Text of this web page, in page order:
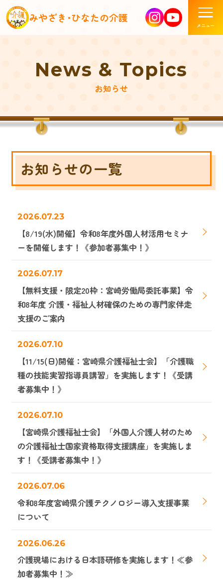
みやざき･ひなたの介護
お知らせ
News & Topics
お知らせの一覧
2026.07.23
【8/19(水)開催】令和8年度外国人材活用セミナ
ーを開催します！《参加者募集中！》
2026.07.17
【無料支援・限定20枠：宮崎労働局委託事業】令
和8年度 介護・福祉人材確保のための専門家伴走
支援のご案内
2026.07.10
【11/15(日)開催：宮崎県介護福祉士会】「介護職
種の技能実習指導員講習」を実施します！《受講
者募集中！》
2026.07.10
【宮崎県介護福祉士会】「外国人介護人材のため
の介護福祉士国家資格取得支援講座」を実施しま
す！《受講者募集中！》
2026.07.06
令和8年度宮崎県介護テクノロジー導入支援事業
について
2026.06.26
介護現場における日本語研修を実施します！≪参
加者募集中！≫